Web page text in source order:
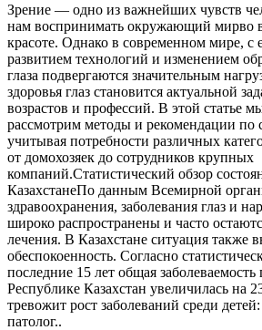
Зрение — одно из важнейших чувств
нам воспринимать окружающий мирво
красоте. Однако в современном мире, с
развитием технологий и изменением
глаза подвергаются значительным
здоровья глаз становится актуальной
возрастов и профессий. В этой статье
рассмотрим методы и рекомендации по
учитывая потребности различных
от домохозяек до сотрудников крупных
компаний.Статистический обзор
КазахстанеПо данным Всемирной
здравоохранения, заболевания глаз и
широко распространены и часто
лечения. В Казахстане ситуация также
обеспокоенность. Согласно
последние 15 лет общая заболеваемость
Республике Казахстан увеличилась на
тревожит рост заболеваний среди
патолог..